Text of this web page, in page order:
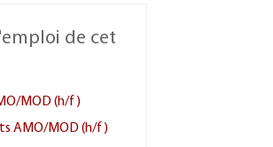
de cet
MOD (h/f)
AMO/MOD (h/f)